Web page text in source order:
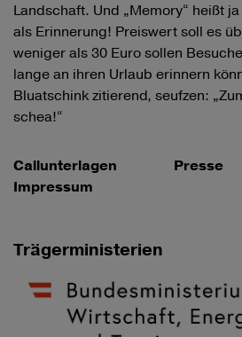
Landschaft. Und „Memory“ heißt
als Erinnerung! Preiswert soll es
weniger als 30 Euro sollen
lange an ihren Urlaub erinnern
Bluatschink zitierend, seufzen:
schea!“
Callunterlagen Presse
Impressum
Trägerministerien